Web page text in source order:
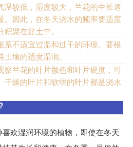
温较低，湿度较大，兰花的生长速
。因此，在冬天浇水的频率要适度
聚在盆土中。
系不适宜过湿和过干的环境。要根
壤的适度湿润。
察兰花的叶片颜色和叶片硬度，可
干燥的叶片和软弱的叶片都是浇水
欢湿润环境的植物，即使在冬天